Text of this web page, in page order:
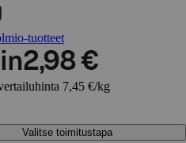
tuotteet
2,98 €
7,45 €/kg
Valitse toimitustapa